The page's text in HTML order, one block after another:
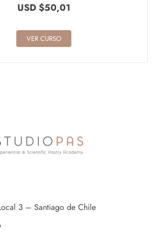
USD $50,01
VER CURSO
3 – Santiago de Chile